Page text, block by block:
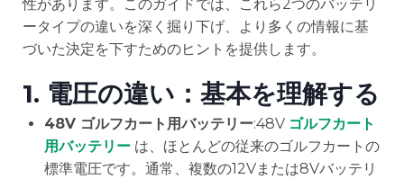
性があります。このガイドでは、これら2つのバッテリ
ータイプの違いを深く掘り下げ、より多くの情報に基
づいた決定を下すためのヒントを提供します。
1. 電圧の違い：基本を理解する
48V ゴルフカート用バッテリー:48V ゴルフカート
用バッテリー は、ほとんどの従来のゴルフカートの
標準電圧です。通常、複数の12Vまたは8Vバッテリ